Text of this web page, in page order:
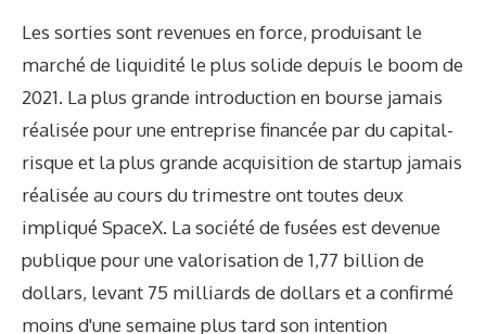
Les sorties sont revenues en force, produisant le
marché de liquidité le plus solide depuis le boom de
2021. La plus grande introduction en bourse jamais
réalisée pour une entreprise financée par du capital-
risque et la plus grande acquisition de startup jamais
réalisée au cours du trimestre ont toutes deux
impliqué SpaceX. La société de fusées est devenue
publique pour une valorisation de 1,77 billion de
dollars, levant 75 milliards de dollars et a confirmé
moins d'une semaine plus tard son intention